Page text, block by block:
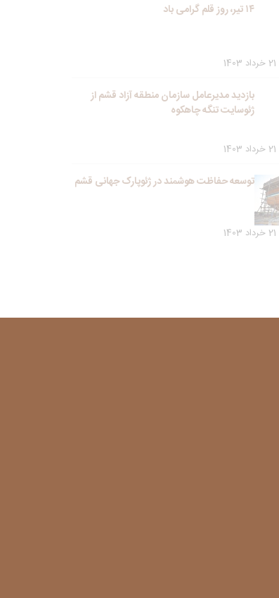
۱۴ تیر، روز قلم گرامی باد
بازدید مدیرعامل سازمان منطقه آزاد قشم از
ژئوسایت تنگه چاهکوه
توسعه حفاظت هوشمند در ژئوپارک جهانی قشم